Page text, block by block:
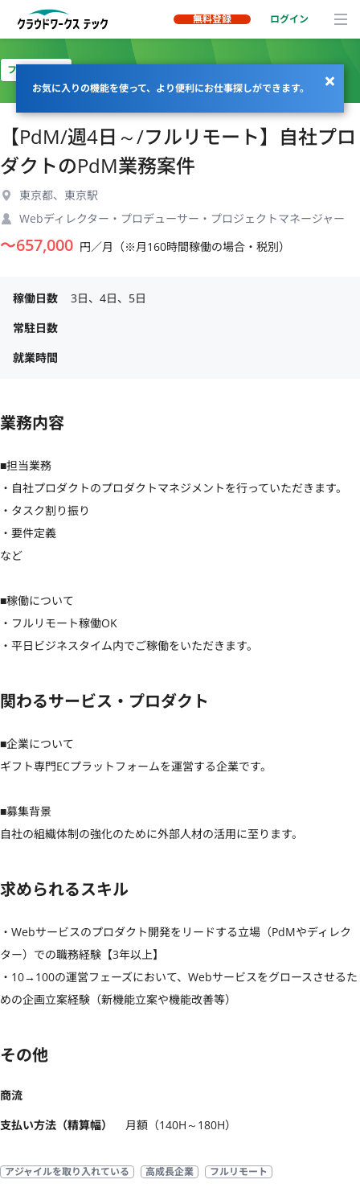
無料登録 ログイン
お気に入りの機能を使って、より便利にお仕事探しができます。
フルリモート
【PdM/週4日～/フルリモート】自社プロ
ダクトのPdM業務案件
東京都、東京駅
Webディレクター・プロデューサー・プロジェクトマネージャー
〜657,000 円／月（※月160時間稼働の場合・税別）
稼働日数
3日、4日、5日
常駐日数
就業時間
業務内容
■担当業務
・自社プロダクトのプロダクトマネジメントを行っていただきます。
・タスク割り振り
・要件定義
など
■稼働について
・フルリモート稼働OK
・平日ビジネスタイム内でご稼働をいただきます。
関わるサービス・プロダクト
■企業について
ギフト専門ECプラットフォームを運営する企業です。
■募集背景
自社の組織体制の強化のために外部人材の活用に至ります。
求められるスキル
・Webサービスのプロダクト開発をリードする立場（PdMやディレク
ター）での職務経験【3年以上】
・10→100の運営フェーズにおいて、Webサービスをグロースさせるた
めの企画立案経験（新機能立案や機能改善等）
その他
商流
支払い方法（精算幅）
月額（140H～180H）
アジャイルを取り入れている 高成長企業 フルリモート